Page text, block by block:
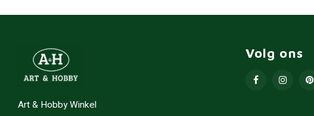
Art & Hobby Winkel
Volg ons